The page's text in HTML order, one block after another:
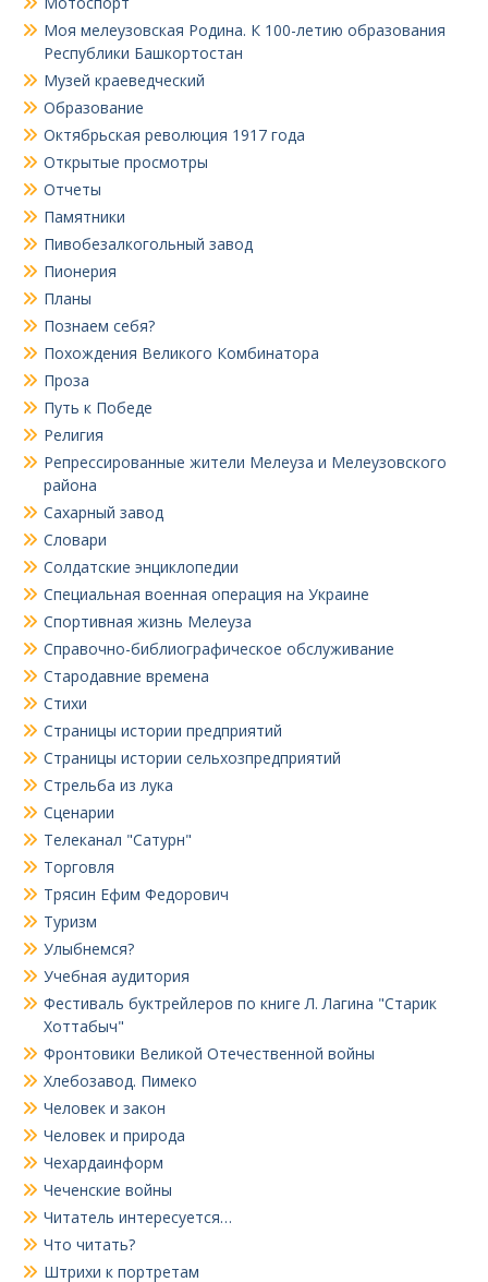
Моя мелеузовская Родина. К 100-летию образования
Республики Башкортостан
Музей краеведческий
Образование
Октябрьская революция 1917 года
Открытые просмотры
Отчеты
Памятники
Пивобезалкогольный завод
Пионерия
Планы
Познаем себя?
Похождения Великого Комбинатора
Проза
Путь к Победе
Религия
Репрессированные жители Мелеуза и Мелеузовского
района
Сахарный завод
Словари
Солдатские энциклопедии
Специальная военная операция на Украине
Спортивная жизнь Мелеуза
Справочно-библиографическое обслуживание
Стародавние времена
Стихи
Страницы истории предприятий
Страницы истории сельхозпредприятий
Стрельба из лука
Сценарии
Телеканал "Сатурн"
Торговля
Трясин Ефим Федорович
Туризм
Улыбнемся?
Учебная аудитория
Фестиваль буктрейлеров по книге Л. Лагина "Старик
Хоттабыч"
Фронтовики Великой Отечественной войны
Хлебозавод. Пимеко
Человек и закон
Человек и природа
Чехардаинформ
Чеченские войны
Читатель интересуется…
Что читать?
Штрихи к портретам